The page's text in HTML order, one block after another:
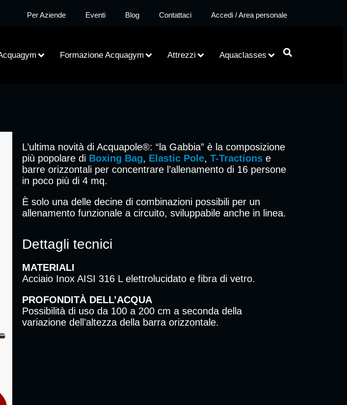
Per Aziende Eventi Blog Contattaci Accedi / Area personale
Formazione Acquagym Attrezzi Aquaclasses
L’ultima novità di Acquapole®: “la Gabbia” è la composizione
più popolare di Boxing Bag, Elastic Pole, T-Tractions e
barre orizzontali per concentrare l’allenamento di 16 persone
in poco più di 4 mq.
È solo una delle decine di combinazioni possibili per un
allenamento funzionale a circuito, sviluppabile anche in linea.
Dettagli tecnici
MATERIALI
Acciaio Inox AISI 316 L elettrolucidato e fibra di vetro.
PROFONDITÀ DELL’ACQUA
Possibilità di uso da 100 a 200 cm a seconda della
variazione dell’altezza della barra orizzontale.